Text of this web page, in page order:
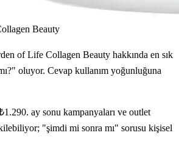
Beauty
of Life Collagen Beauty hakkında en sık
oluyor. Cevap kullanım yoğunluğuna
ay sonu kampanyaları ve outlet
"şimdi mi sonra mı" sorusu kişisel